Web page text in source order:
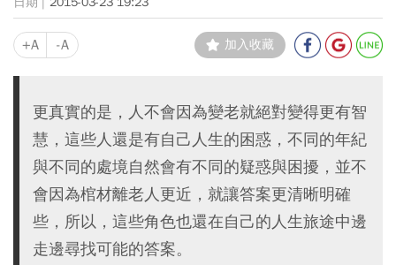
+A -A 加入收藏
更真實的是，人不會因為變老就絕對變得更有智
慧，這些人還是有自己人生的困惑，不同的年紀
與不同的處境自然會有不同的疑惑與困擾，並不
會因為棺材離老人更近，就讓答案更清晰明確
些，所以，這些角色也還在自己的人生旅途中邊
走邊尋找可能的答案。